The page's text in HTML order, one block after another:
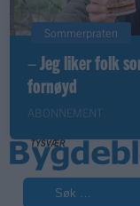
Sommerpraten
– Jeg liker folk
fornøyd
ABONNEMENT